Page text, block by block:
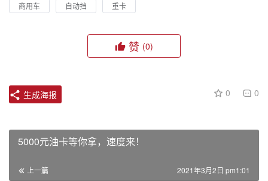
商用车 自动挡 重卡
赞 (0)
0 0
生成海报
5000元油卡等你拿，速度来！
上一篇 2021年3月2日 pm1:01